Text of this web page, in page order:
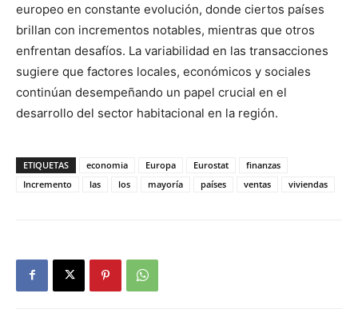
europeo en constante evolución, donde ciertos países
brillan con incrementos notables, mientras que otros
enfrentan desafíos. La variabilidad en las transacciones
sugiere que factores locales, económicos y sociales
continúan desempeñando un papel crucial en el
desarrollo del sector habitacional en la región.
ETIQUETAS economia Europa Eurostat
finanzas
Incremento
las los mayoría países ventas viviendas